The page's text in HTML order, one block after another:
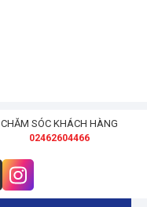
CHĂM SÓC KHÁCH HÀNG
02462604466